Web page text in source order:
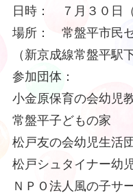
日時： ７月３０日
場所： 常盤平市民
（新京成線常盤平駅
参加団体：
小金原保育の会幼児
常盤平子どもの家
松戸友の会幼児生活団
松戸シュタイナー幼
ＮＰＯ法人風の子サ